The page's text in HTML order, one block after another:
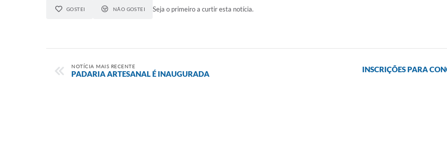
GOSTEI NÃO GOSTEI Seja o primeiro a curtir esta notícia.
NOTÍCIA MAIS RECENTE
PADARIA ARTESANAL É INAUGURADA
INSCRIÇÕES PARA